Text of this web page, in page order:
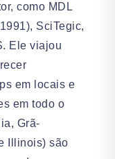
como MDL
SciTegic,
Ele viajou
em locais e
em todo o
Grã-
Illinois) são